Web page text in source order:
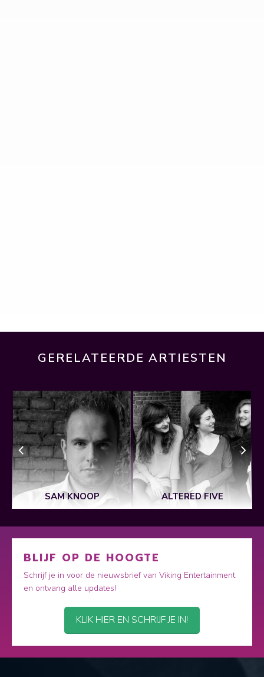
GERELATEERDE ARTIESTEN
SAM KNOOP ALTERED FIVE
BLIJF OP DE HOOGTE
Schrijf je in voor de nieuwsbrief van Viking Entertainment
en ontvang alle updates!
KLIK HIER EN SCHRIJF JE IN!